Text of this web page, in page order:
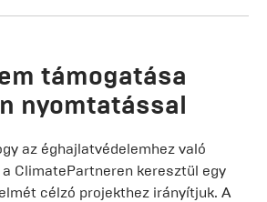
támogatása
nyomtatással
az éghajlatvédelemhez való
ClimatePartneren keresztül egy
célzó projekthez irányítjuk. A